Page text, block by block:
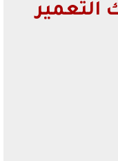
التعمير